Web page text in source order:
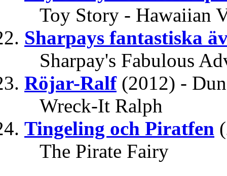
Toy Story - Hawaiian
Sharpays fantastiska
Sharpay's Fabulous
Röjar-Ralf (2012) -
Wreck-It Ralph
Tingeling och Piratfen
The Pirate Fairy